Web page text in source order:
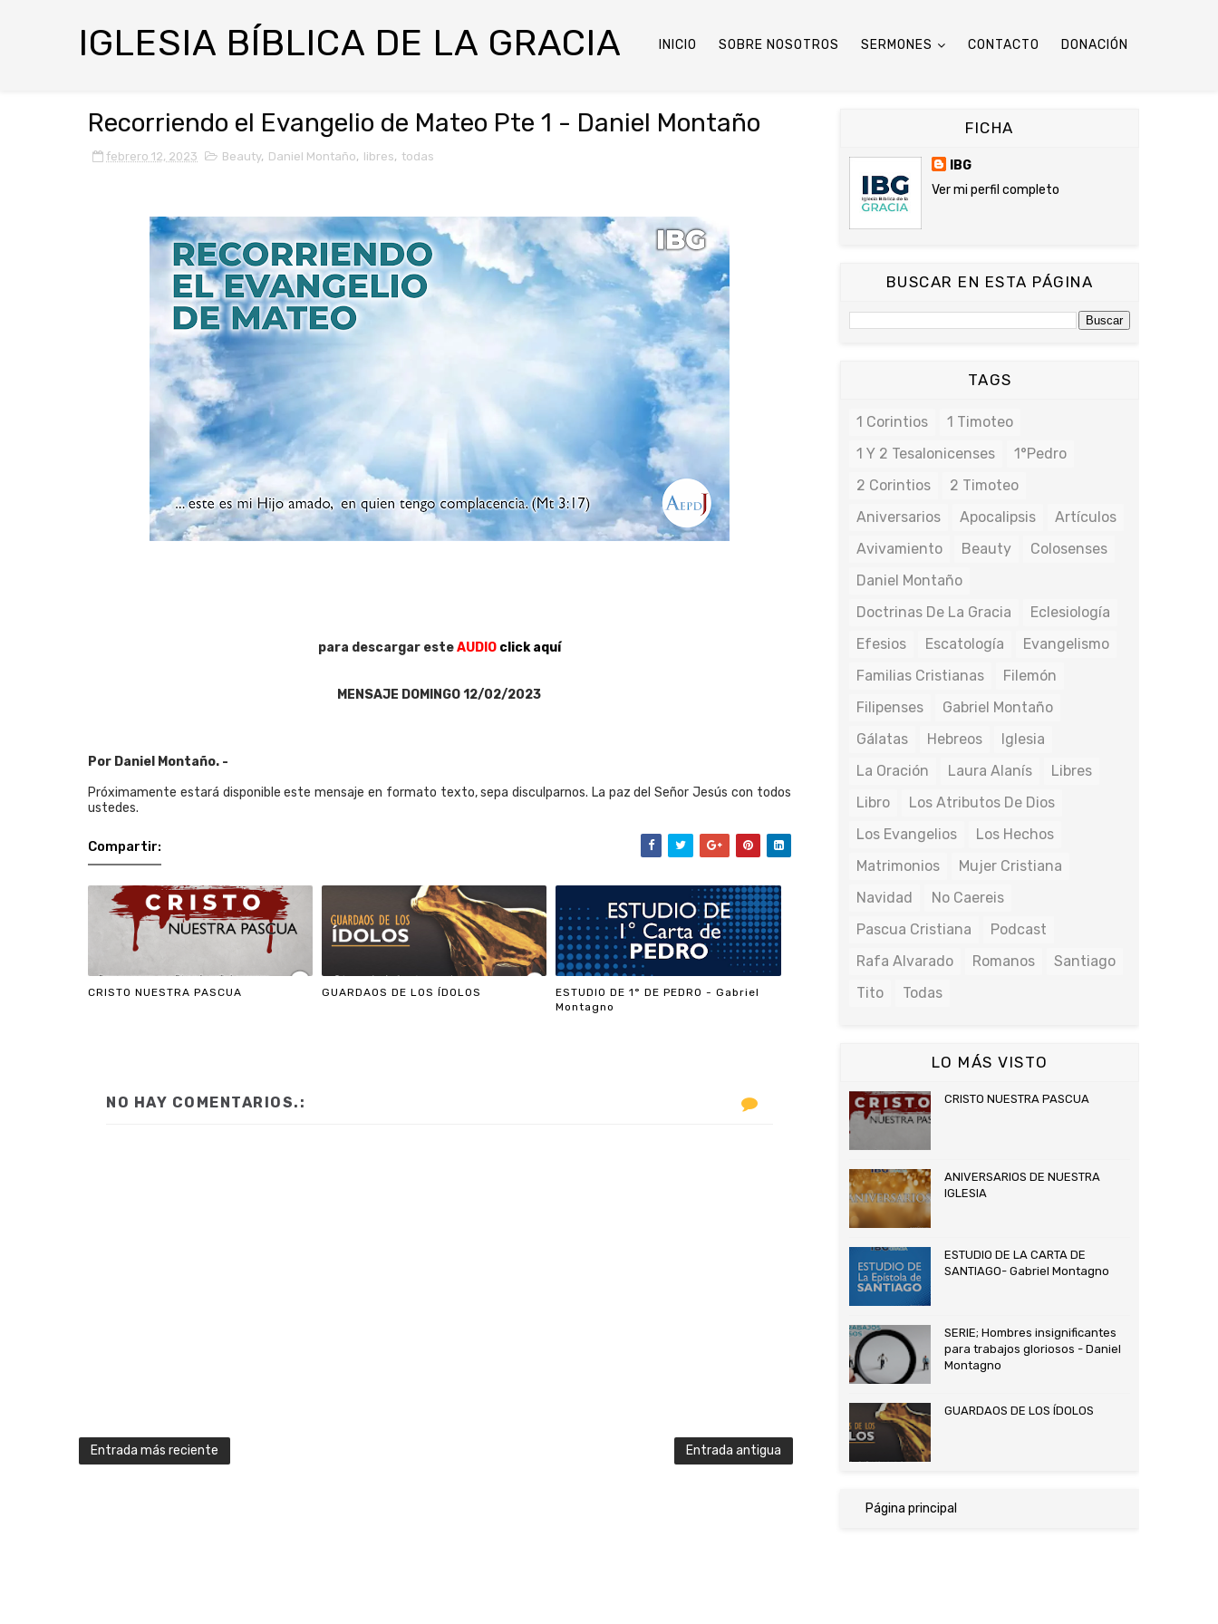
IGLESIA BÍBLICA DE LA GRACIA INICIO SOBRE NOSOTROS SERMONES CONTACTO DONACIÓN
Recorriendo el Evangelio de Mateo Pte 1 - Daniel Montaño
febrero 12, 2023 Beauty, Daniel Montaño, libres, todas
para descargar esteAUDIO click aquí
MENSAJE DOMINGO 12/02/2023
Por Daniel Montaño. -
Próximamente estará disponible este mensaje en formato texto, sepa disculparnos. La paz del Señor Jesús con todos
ustedes.
Compartir:
CRISTO NUESTRA PASCUA GUARDAOS DE LOS ÍDOLOS
ESTUDIO DE 1° DE PEDRO - Gabriel
Montagno
NO HAY COMENTARIOS.:
Entrada más reciente Entrada antigua
FICHA
IBG
Ver mi perfil completo
BUSCAR EN ESTA PÁGINA
TAGS
1 Corintios
1 Timoteo
1 Y 2 Tesalonicenses
1°Pedro
2 Corintios
2 Timoteo
Aniversarios
Apocalipsis
Artículos
Avivamiento
Beauty
Colosenses
Daniel Montaño
Doctrinas De La Gracia
Eclesiología
Efesios
Escatología
Evangelismo
Familias Cristianas
Filemón
Filipenses
Gabriel Montaño
Gálatas
Hebreos
Iglesia
La Oración
Laura Alanís
Libres
Libro
Los Atributos De Dios
Los Evangelios
Los Hechos
Matrimonios
Mujer Cristiana
Navidad
No Caereis
Pascua Cristiana
Podcast
Rafa Alvarado
Romanos
Santiago
Tito
Todas
LO MÁS VISTO
CRISTO NUESTRA PASCUA
ANIVERSARIOS DE NUESTRA
IGLESIA
ESTUDIO DE LA CARTA DE
SANTIAGO- Gabriel Montagno
SERIE; Hombres insignificantes
para trabajos gloriosos - Daniel
Montagno
GUARDAOS DE LOS ÍDOLOS
Página principal